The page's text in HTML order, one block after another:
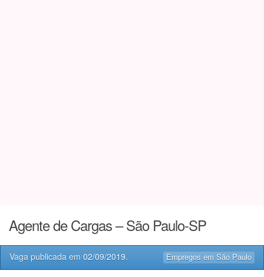
Agente de Cargas – São Paulo-SP
Empregos em São Paulo
Vaga publicada em 02/09/2019.